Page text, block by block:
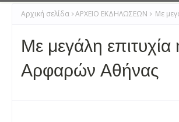
Αρχική σελίδα ΑΡΧΕΙΟ ΕΚΔΗΛΩΣΕΩΝ Με
Με μεγάλη
Αρφαρών Αθήνας